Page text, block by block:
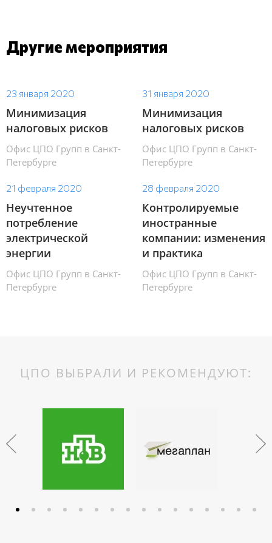
Другие мероприятия
23 января 2020
Минимизация
налоговых рисков
Офис ЦПО Групп в Санкт-
Петербурге
31 января 2020
Минимизация
налоговых рисков
Офис ЦПО Групп в Санкт-
Петербурге
21 февраля 2020
Неучтенное
потребление
электрической
энергии
Офис ЦПО Групп в Санкт-
Петербурге
28 февраля 2020
Контролируемые
иностранные
компании: изменения
и практика
Офис ЦПО Групп в Санкт-
Петербурге
ЦПО ВЫБРАЛИ И РЕКОМЕНДУЮТ: